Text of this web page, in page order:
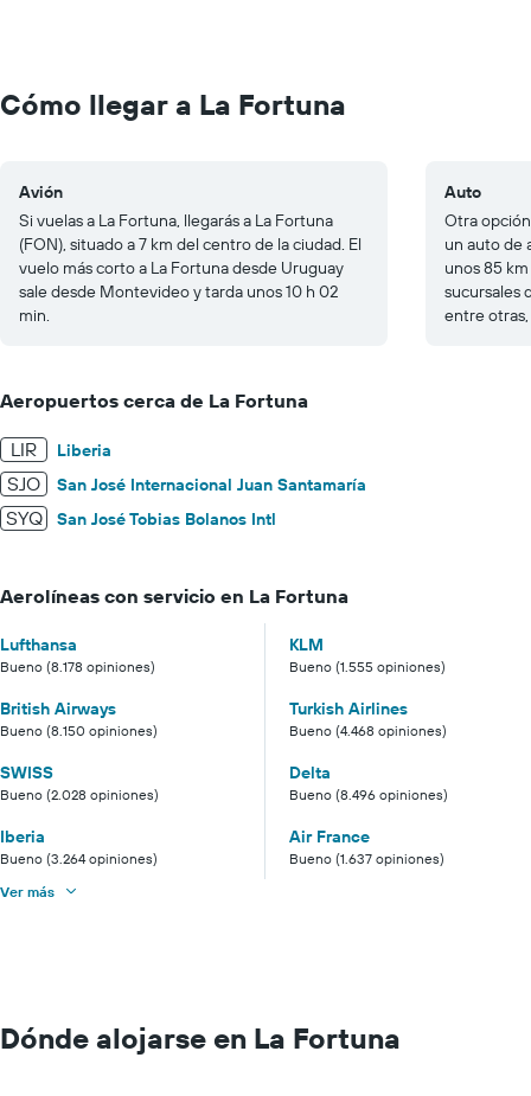
to
1500.
Cómo llegar a La Fortuna
Avión
Si vuelas a La Fortuna, llegarás a La Fortuna
(FON), situado a 7 km del centro de la ciudad. El
vuelo más corto a La Fortuna desde Uruguay
sale desde Montevideo y tarda unos 10 h 02
min.
Auto
Otra
un auto de
unos 85
sucursales
entre otras,
Aeropuertos cerca de La Fortuna
LIR Liberia
SJO San José Internacional Juan Santamaría
SYQ San José Tobias Bolanos Intl
Aerolíneas con servicio en La Fortuna
Lufthansa
Bueno (8.178 opiniones)
KLM
Bueno (1.555 opiniones)
British Airways
Bueno (8.150 opiniones)
Turkish Airlines
Bueno (4.468 opiniones)
SWISS
Bueno (2.028 opiniones)
Delta
Bueno (8.496 opiniones)
Iberia
Bueno (3.264 opiniones)
Air France
Bueno (1.637 opiniones)
Ver más
Dónde alojarse en La Fortuna